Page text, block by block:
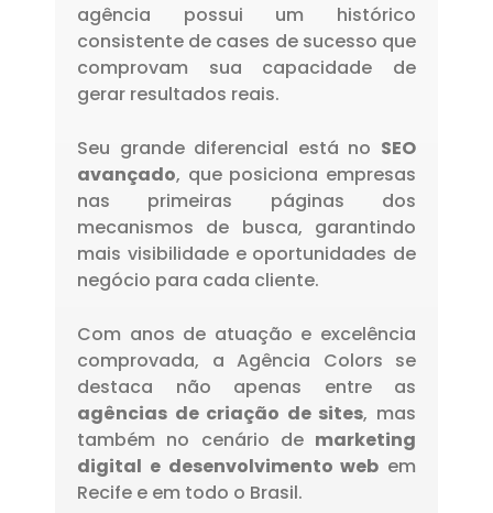
agência possui um histórico
consistente de cases de sucesso que
comprovam sua capacidade de
gerar resultados reais.
Seu grande diferencial está no SEO
avançado, que posiciona empresas
nas primeiras páginas dos
mecanismos de busca, garantindo
mais visibilidade e oportunidades de
negócio para cada cliente.
Com anos de atuação e excelência
comprovada, a Agência Colors se
destaca não apenas entre as
agências de criação de sites, mas
também no cenário de marketing
digital e desenvolvimento web em
Recife e em todo o Brasil.